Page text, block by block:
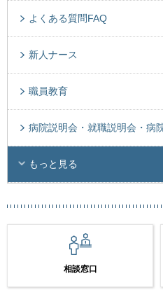
よくある質問FAQ
新人ナース
職員教育
病院説明会・就職説明会・病
もっと見る
相談窓口